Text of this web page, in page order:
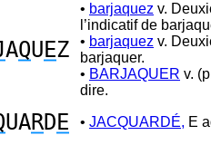
AQUEZ
• barjaquez v.
l’indicatif de
• barjaquez v.
barjaquer.
• BARJAQUER v.
dire.
UARDE • JACQUARDÉ, E